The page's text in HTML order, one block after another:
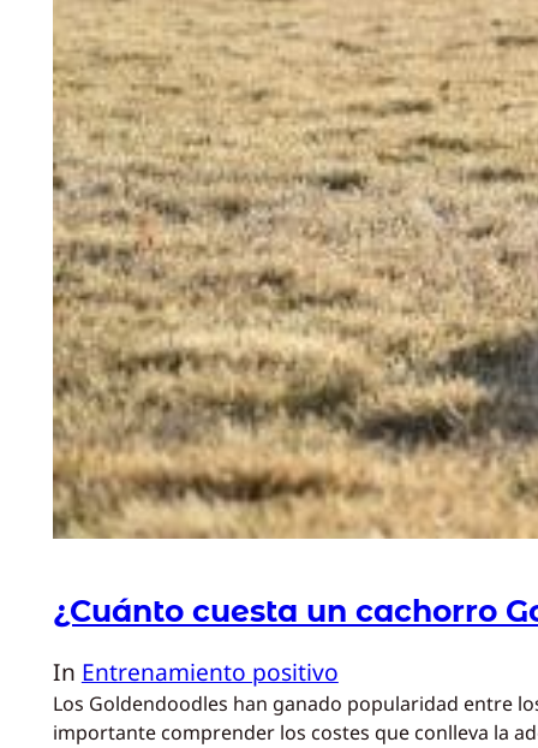
¿Cuánto cuesta un cachorro
In Entrenamiento positivo
Los Goldendoodles han ganado popularidad entre
importante comprender los costes que conlleva la